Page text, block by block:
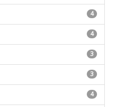
4
4
3
3
4